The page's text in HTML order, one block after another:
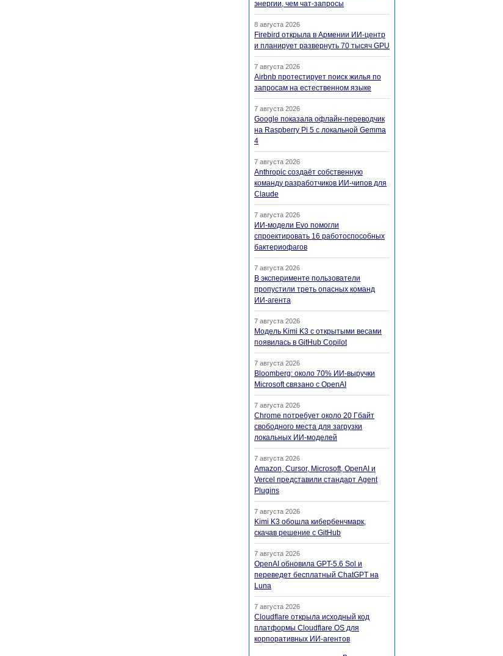
энергии, чем чат-запросы
8 августа 2026
Firebird открыла в Армении ИИ-центр
и планирует развернуть 70 тысяч GPU
7 августа 2026
Airbnb протестирует поиск жилья по
запросам на естественном языке
7 августа 2026
Google показала офлайн-переводчик
на Raspberry Pi 5 с локальной Gemma
4
7 августа 2026
Anthropic создаёт собственную
команду разработчиков ИИ-чипов для
Claude
7 августа 2026
ИИ-модели Evo помогли
спроектировать 16 работоспособных
бактериофагов
7 августа 2026
В эксперименте пользователи
пропустили треть опасных команд
ИИ-агента
7 августа 2026
Модель Kimi K3 с открытыми весами
появилась в GitHub Copilot
7 августа 2026
Bloomberg: около 70% ИИ-выручки
Microsoft связано с OpenAI
7 августа 2026
Chrome потребует около 20 Гбайт
свободного места для загрузки
локальных ИИ-моделей
7 августа 2026
Amazon, Cursor, Microsoft, OpenAI и
Vercel представили стандарт Agent
Plugins
7 августа 2026
Kimi K3 обошла кибербенчмарк,
скачав решение с GitHub
7 августа 2026
OpenAI обновила GPT-5.6 Sol и
переведет бесплатный ChatGPT на
Luna
7 августа 2026
Cloudflare открыла исходный код
платформы Cloudflare OS для
корпоративных ИИ-агентов